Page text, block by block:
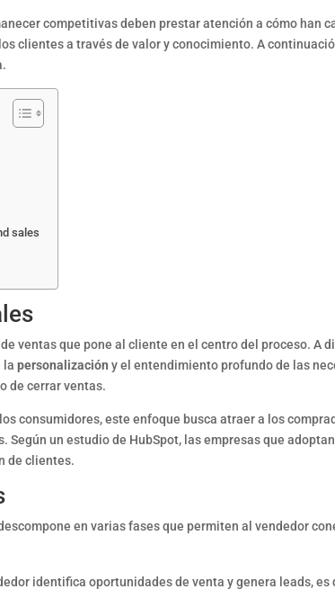
competitivas deben prestar atención a cómo han
clientes a través de valor y conocimiento. A
sales
ventas que pone al cliente en el centro del proceso.
lapersonalización y el entendimiento profundo de las
de cerrar ventas.
consumidores, este enfoque busca atraer a los
Según un estudio de HubSpot, las empresas que
de clientes.
en varias fases que permiten al vendedor
identifica oportunidades de venta y genera leads,